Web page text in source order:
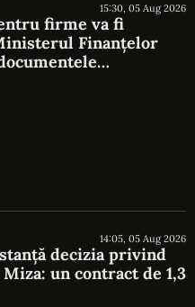
15:30, 05 Aug 2026
firme va fi
Finanțelor
14:05, 05 Aug 2026
decizia privind
un contract de 1,3